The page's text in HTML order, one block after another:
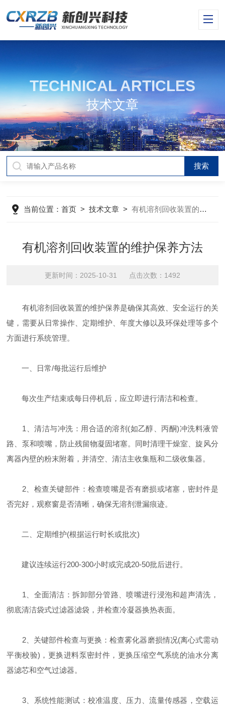
TECHNICAL ARTICLES
技术文章
当前位置：首页 >技术文章 >有机溶剂回收装置的维护保养方法
有机溶剂回收装置的维护保养方法
更新时间：2025-10-31 点击次数：1492
有机溶剂回收装置的维护保养是确保其高效、安全运行的关
键，需要从日常操作、定期维护、年度大修以及环保处理等多个
方面进行系统管理‌。
一、日常/每批运行后维护
每次生产结束或每日停机后，应立即进行清洁和检查‌。
‌1、清洁与冲洗‌：用合适的溶剂(如乙醇、丙酮)冲洗料液管
路、泵和喷嘴，防止残留物凝固堵塞。同时清理干燥室、旋风分
离器内壁的粉末附着，并清空、清洁主收集瓶和二级收集器‌。
‌2、检查关键部件‌：检查喷嘴是否有磨损或堵塞，密封件是
否完好，观察窗是否清晰，确保无溶剂泄漏痕迹‌。
二、定期维护(根据运行时长或批次)
建议连续运行200-300小时或完成20-50批后进行‌。
‌1、全面清洁‌：拆卸部分管路、喷嘴进行浸泡和超声清洗，
彻底清洁袋式过滤器滤袋，并检查冷凝器换热表面‌。
‌2、关键部件检查与更换‌：检查雾化器磨损情况(离心式需动
平衡校验)，更换进料泵密封件，更换压缩空气系统的油水分离
器滤芯和空气过滤器‌。
‌3、系统性能测试‌：校准温度、压力、流量传感器，空载运